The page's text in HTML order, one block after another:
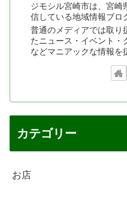
ジモシル宮崎市は、宮崎
信している地域情報ブロ
普通のメディアでは取り
たニュース・イベント・
などマニアックな情報を
カテゴリー
お店